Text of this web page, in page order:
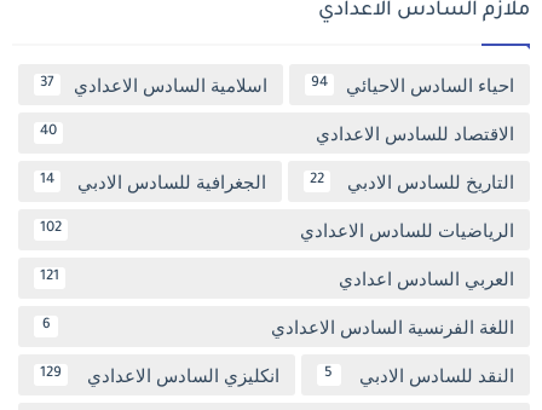
ملازم السادس الاعدادي
احياء السادس الاحيائي 94 اسلامية السادس الاعدادي 37
الاقتصاد للسادس الاعدادي 40
التاريخ للسادس الادبي 22 الجغرافية للسادس الادبي 14
الرياضيات للسادس الاعدادي 102
العربي السادس اعدادي 121
اللغة الفرنسية السادس الاعدادي 6
النقد للسادس الادبي 5 انكليزي السادس الاعدادي 129